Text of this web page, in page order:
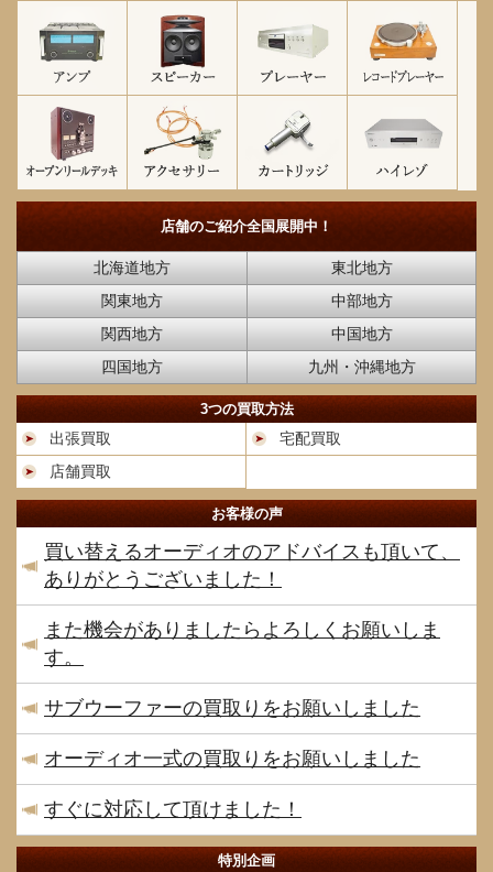
店舗のご紹介全国展開中！
北海道地方
東北地方
関東地方
中部地方
関西地方
中国地方
四国地方
九州・沖縄地方
3つの買取方法
出張買取
宅配買取
店舗買取
お客様の声
買い替えるオーディオのアドバイスも頂いて、
ありがとうございました！
また機会がありましたらよろしくお願いしま
す。
サブウーファーの買取りをお願いしました
オーディオ一式の買取りをお願いしました
すぐに対応して頂けました！
特別企画